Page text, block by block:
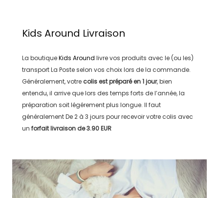
Kids Around Livraison
La boutiqueKids Around livre vos produits avec le (ou les)
transportLa Posteselon vos choix lors de la commande.
Généralement, votre colis est préparé en1 jour, bien
entendu, il arrive que lors des temps forts de l’année, la
préparation soit légérement plus longue. Il faut
généralementDe 2 à 3 jours pour recevoir votre colis avec
un forfait livraison de3.90 EUR